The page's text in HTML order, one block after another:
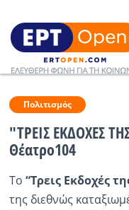
Ειδήσεις
Ελλάδα
Κοινωνία
Πολιτισμός
"ΤΡΕΙΣ ΕΚΔΟΧΕΣ
Θέατρο104
To “Τρεις Εκδοχές
της διεθνώς